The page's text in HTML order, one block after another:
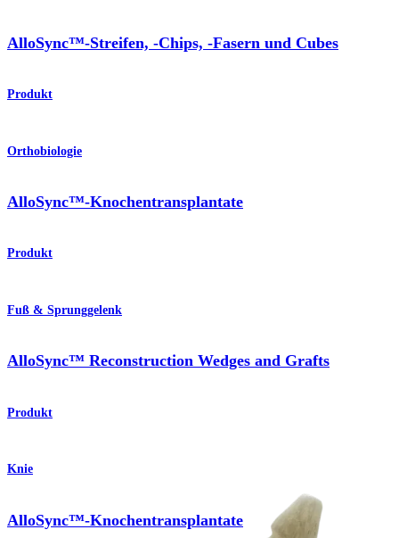
AlloSync™-Streifen, -Chips, -Fasern und Cubes
Produkt
Orthobiologie
AlloSync™-Knochentransplantate
Produkt
Fuß & Sprunggelenk
AlloSync™ Reconstruction Wedges and Grafts
Produkt
Knie
AlloSync™-Knochentransplantate